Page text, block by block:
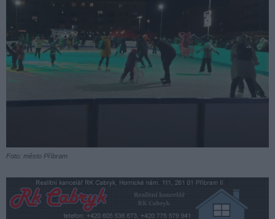
Foto: město Příbram